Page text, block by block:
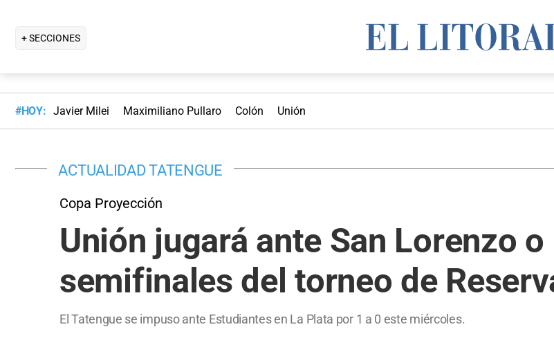
+ SECCIONES
#HOY: Javier Milei Maximiliano Pullaro Colón Unión
ACTUALIDAD TATENGUE
Copa Proyección
Unión jugará ante San Lorenzo
semifinales del torneo de
El Tatengue se impuso ante Estudiantes en La Plata por 1 a 0 este miércoles.